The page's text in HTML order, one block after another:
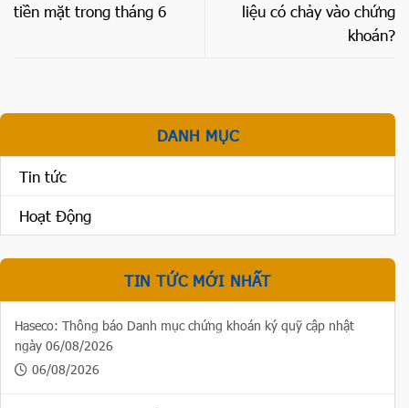
tiền mặt trong tháng 6
liệu có chảy vào chứng
khoán?
DANH MỤC
Tin tức
Hoạt Động
TIN TỨC MỚI NHẤT
Haseco: Thông báo Danh mục chứng khoán ký quỹ cập nhật
ngày 06/08/2026
06/08/2026